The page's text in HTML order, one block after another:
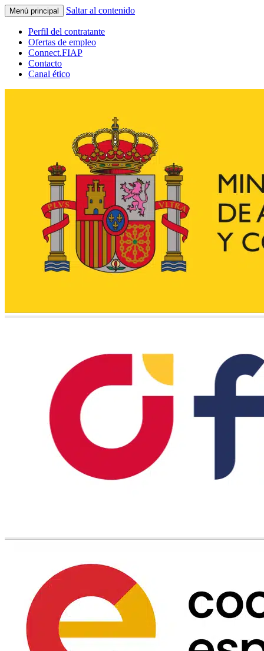
Menú principal Saltar al contenido
Perfil del contratante
Ofertas de empleo
Connect.FIAP
Contacto
Canal ético